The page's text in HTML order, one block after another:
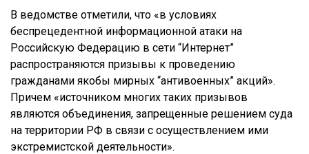
В ведомстве отметили, что «в условиях
беспрецедентной информационной атаки на
Российскую Федерацию в сети “Интернет”
распространяются призывы к проведению
гражданами якобы мирных “антивоенных” акций».
Причем «источником многих таких призывов
являются объединения, запрещенные решением суда
на территории РФ в связи с осуществлением ими
экстремистской деятельности».